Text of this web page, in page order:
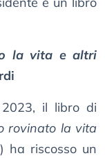
la vita e altri
il libro di
rovinato la vita
ha riscosso un